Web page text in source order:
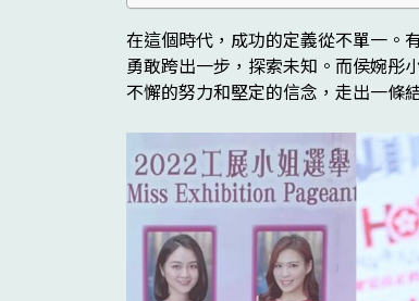
在這個時代，成功的定義從不單一。
勇敢跨出一步，探索未知。而侯婉彤
不懈的努力和堅定的信念，走出一條